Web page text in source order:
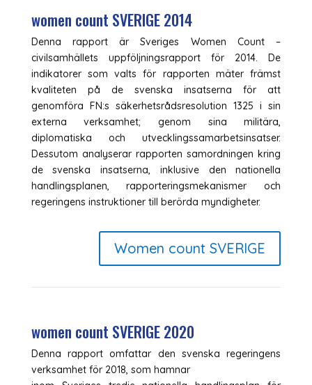
women count SVERIGE 2014
Denna rapport är Sveriges Women Count –
civilsamhällets uppföljningsrapport för 2014. De
indikatorer som valts för rapporten mäter främst
kvaliteten på de svenska insatserna för att
genomföra FN:s säkerhetsrådsresolution 1325 i sin
externa verksamhet; genom sina militära,
diplomatiska och utvecklingssamarbetsinsatser.
Dessutom analyserar rapporten samordningen kring
de svenska insatserna, inklusive den nationella
handlingsplanen, rapporteringsmekanismer och
regeringens instruktioner till berörda myndigheter.
Women count SVERIGE
women count SVERIGE 2020
Denna rapport omfattar den svenska regeringens
verksamhet för 2018, som hamnar